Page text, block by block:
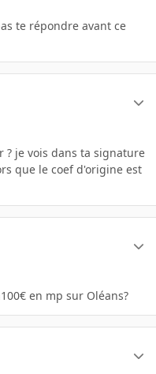
te répondre avant ce
? je vois dans ta signature
que le coef d'origine est
en mp sur Oléans?